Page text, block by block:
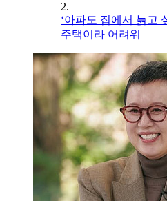
2.
‘아파도 집에서 늙고
주택이라 어려워